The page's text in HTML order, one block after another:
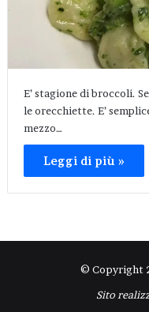
E’ stagione di broccoli.
le orecchiette. E’
mezzo…
Leggi di più »
© Copyright
Sito